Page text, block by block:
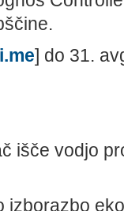
] do 31.
išče vodjo
izborazbo